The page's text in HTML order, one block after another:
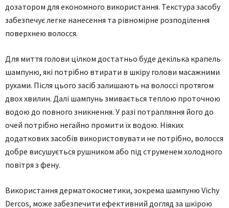
дозатором для економного використання. Текстура засобу
забезпечує легке нанесення та рівномірне розподілення
поверхнею волосся.
Для миття голови цілком достатньо буде декілька крапель
шампуню, які потрібно втирати в шкіру голови масажними
рухами. Після цього засіб залишають на волоссі протягом
двох хвилин. Далі шампунь змивається теплою проточною
водою до повного зникнення. У разі потрапляння його до
очей потрібно негайно промити їх водою. Ніяких
додаткових засобів використовувати не потрібно, волосся
добре висушується рушником або під струменем холодного
повітря з фену.
Використання дерматокосметики, зокрема шампуню Vichy
Dercos, може забезпечити ефективний догляд за шкірою